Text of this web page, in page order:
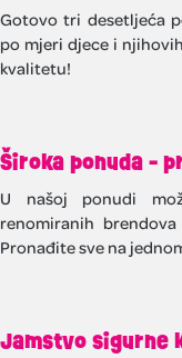
Gotovo tri desetljeća
po mjeri djece i
kvalitetu!
Široka ponuda -
U našoj ponudi
renomiranih
Pronađite sve na
Jamstvo sigurne